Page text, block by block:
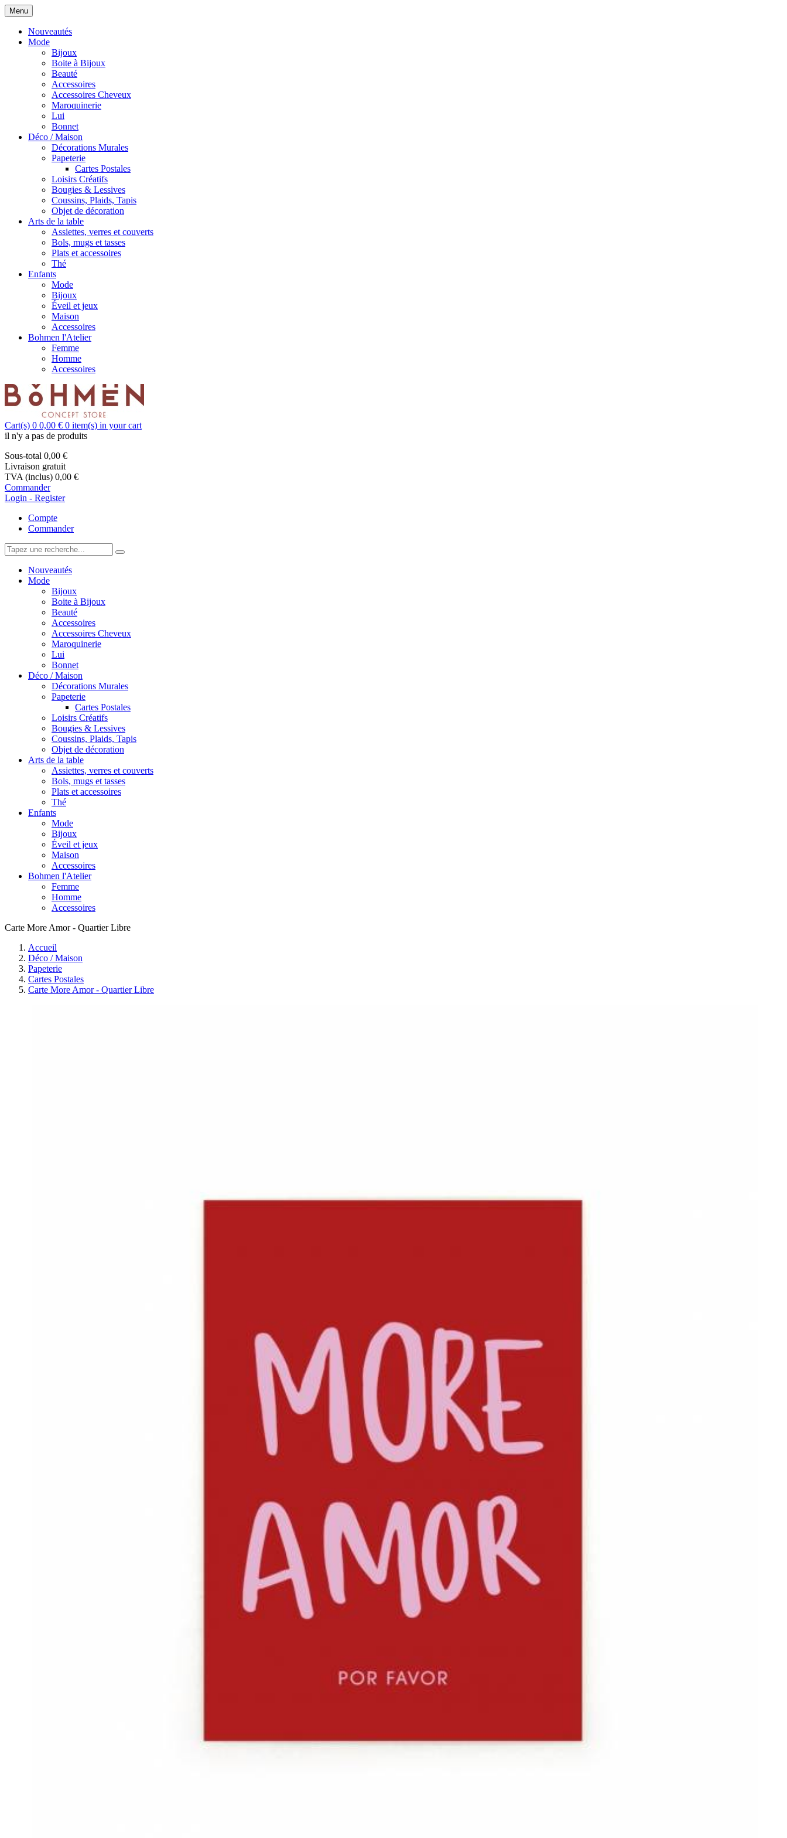
Menu
Nouveautés
Mode
Bijoux
Boite à Bijoux
Beauté
Accessoires
Accessoires Cheveux
Maroquinerie
Lui
Bonnet
Déco / Maison
Décorations Murales
Papeterie
Cartes Postales
Loisirs Créatifs
Bougies & Lessives
Coussins, Plaids, Tapis
Objet de décoration
Arts de la table
Assiettes, verres et couverts
Bols, mugs et tasses
Plats et accessoires
Thé
Enfants
Mode
Bijoux
Éveil et jeux
Maison
Accessoires
Bohmen l'Atelier
Femme
Homme
Accessoires
Cart(s) 0 0,00 € 0 item(s) in your cart
il n'y a pas de produits
Sous-total 0,00 €
Livraison gratuit
TVA (inclus) 0,00 €
Commander
Login - Register
Compte
Commander
Nouveautés
Mode
Bijoux
Boite à Bijoux
Beauté
Accessoires
Accessoires Cheveux
Maroquinerie
Lui
Bonnet
Déco / Maison
Décorations Murales
Papeterie
Cartes Postales
Loisirs Créatifs
Bougies & Lessives
Coussins, Plaids, Tapis
Objet de décoration
Arts de la table
Assiettes, verres et couverts
Bols, mugs et tasses
Plats et accessoires
Thé
Enfants
Mode
Bijoux
Éveil et jeux
Maison
Accessoires
Bohmen l'Atelier
Femme
Homme
Accessoires
Carte More Amor - Quartier Libre
Accueil
Déco / Maison
Papeterie
Cartes Postales
Carte More Amor - Quartier Libre